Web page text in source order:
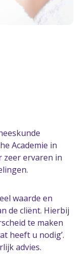
Academie in
zeer ervaren in
waarde en
de cliënt. Hierbij
te maken
heeft u nodig’.
advies.